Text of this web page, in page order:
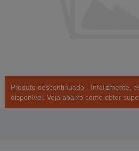
Produto descontinuado - Infelizmente,
disponível. Veja abaixo como obter